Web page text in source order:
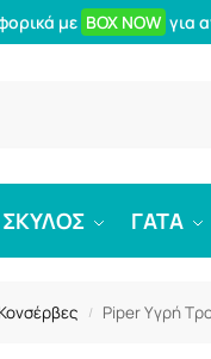
με BOX NOW για
ΣΚΥΛΟΣ ΓΑΤΑ
/ Piper Υγρή